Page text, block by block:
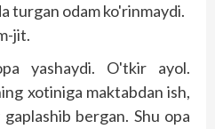
turgan odam ko'rinmaydi.
jit.
yashaydi. O'tkir ayol.
xotiniga maktabdan ish,
bergan. Shu opa